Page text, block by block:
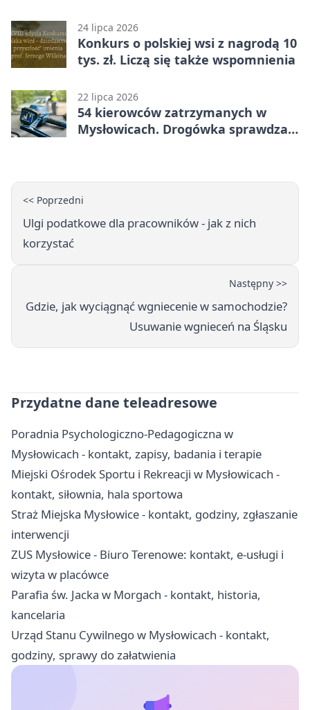
24 lipca 2026
Konkurs o polskiej wsi z nagrodą 10
tys. zł. Liczą się także wspomnienia
22 lipca 2026
54 kierowców zatrzymanych w
Mysłowicach. Drogówka sprawdzała
<< Poprzedni
Ulgi podatkowe dla pracowników - jak z nich
korzystać
Następny >>
Gdzie, jak wyciągnąć wgniecenie w samochodzie?
Usuwanie wgnieceń na Śląsku
Przydatne dane teleadresowe
Poradnia Psychologiczno-Pedagogiczna w
Mysłowicach - kontakt, zapisy, badania i terapie
Miejski Ośrodek Sportu i Rekreacji w Mysłowicach -
kontakt, siłownia, hala sportowa
Straż Miejska Mysłowice - kontakt, godziny, zgłaszanie
interwencji
ZUS Mysłowice - Biuro Terenowe: kontakt, e-usługi i
wizyta w placówce
Parafia św. Jacka w Morgach - kontakt, historia,
kancelaria
Urząd Stanu Cywilnego w Mysłowicach - kontakt,
godziny, sprawy do załatwienia